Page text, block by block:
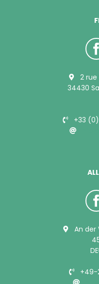
2 rue
34430
+33
An der
+49-